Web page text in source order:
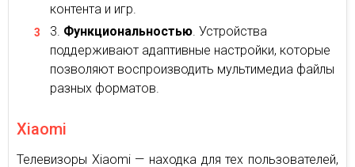
контента и игр.
Функциональностью . Устройства
поддерживают адаптивные настройки, которые
позволяют воспроизводить мультимедиа файлы
разных форматов.
Xiaomi
Телевизоры Xiaomi — находка для тех пользователей,